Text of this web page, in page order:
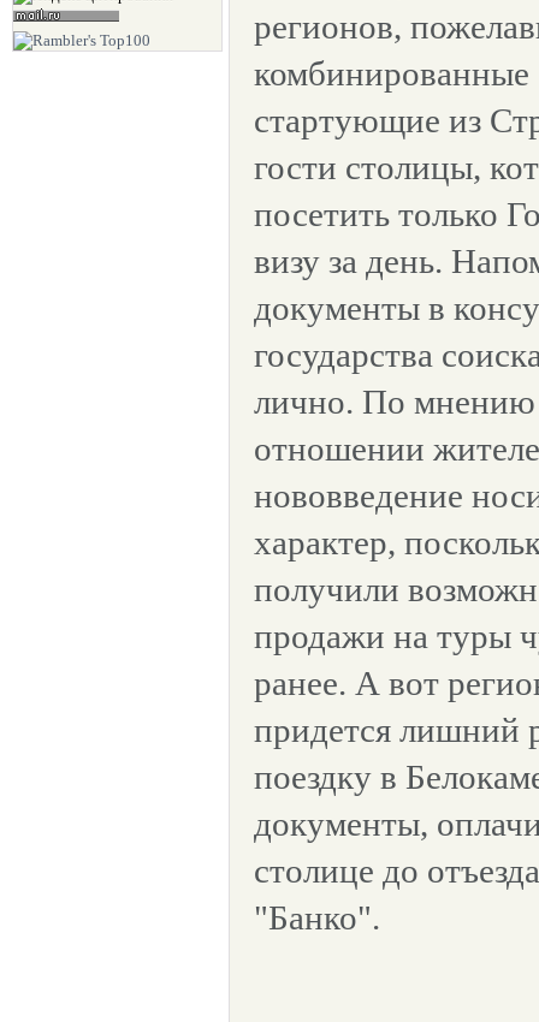
регионов,
комбинированные
стартующие из
гости столицы,
посетить только
визу за день.
документы в
государства
лично. По мнению
отношении
нововведение
характер,
получили
продажи на туры
ранее. А вот
придется лишний
поездку в
документы,
столице до
"Банко".